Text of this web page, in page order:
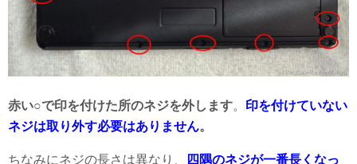
赤い○で印を付けた所のネジを外します。 印を付けていない
ネジは取り外す必要はありません。
ちなみにネジの長さは異なり、
四隅のネジが一番長くなっ